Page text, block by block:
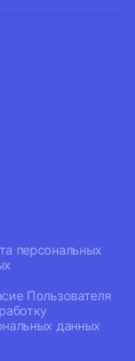
персональных
Пользователя
данных